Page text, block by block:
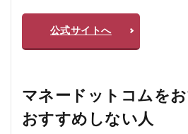
公式サイトへ
マネードットコムを
おすすめしない人